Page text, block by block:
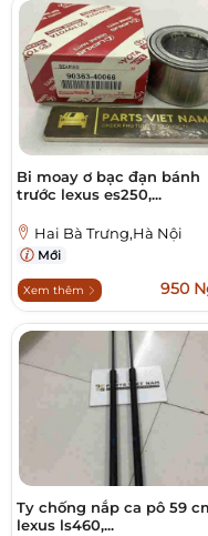
Bi moay ơ bạc đạn bánh
trước lexus es250,...
Hai Bà Trưng,Hà Nội
Mới
Xem thêm 950
Ty chống nắp ca pô 59
lexus ls460,...